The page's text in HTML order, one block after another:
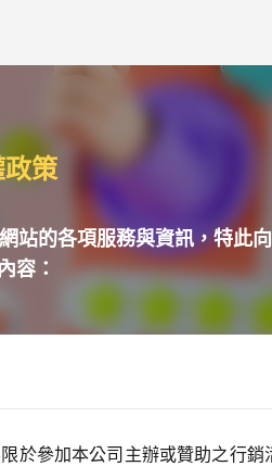
政策
站的各項服務與資訊，特此
容：
於參加本公司主辦或贊助之行